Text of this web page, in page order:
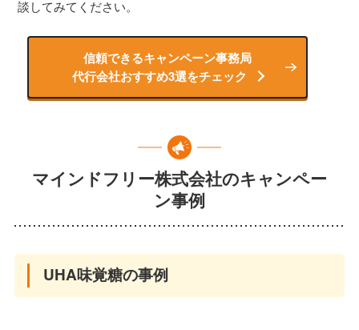
談してみてください。
信頼できるキャンペーン事務局
代行会社おすすめ3選をチェック
マインドフリー株式会社のキャンペー
ン事例
UHA味覚糖の事例